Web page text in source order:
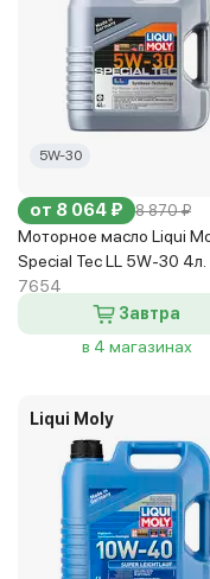
5W-30
от 8 064 ₽ 8 870 ₽
Моторное масло Liqui
Special Tec LL 5W-30 4л.
7654
Завтра
в 4 магазинах
Liqui Moly